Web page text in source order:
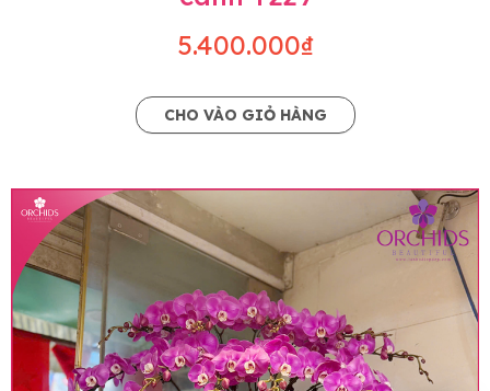
5.400.000₫
CHO VÀO GIỎ HÀNG